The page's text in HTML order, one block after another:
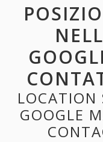
LOCATION
GOOGLE